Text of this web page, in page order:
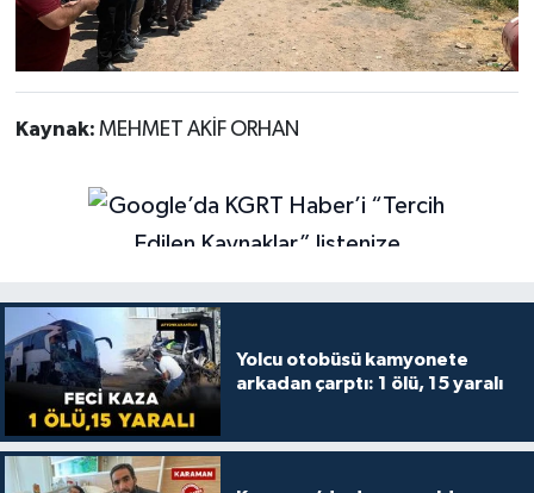
Kaynak: MEHMET AKİF ORHAN
Yolcu otobüsü kamyonete
arkadan çarptı: 1 ölü, 15 yaralı